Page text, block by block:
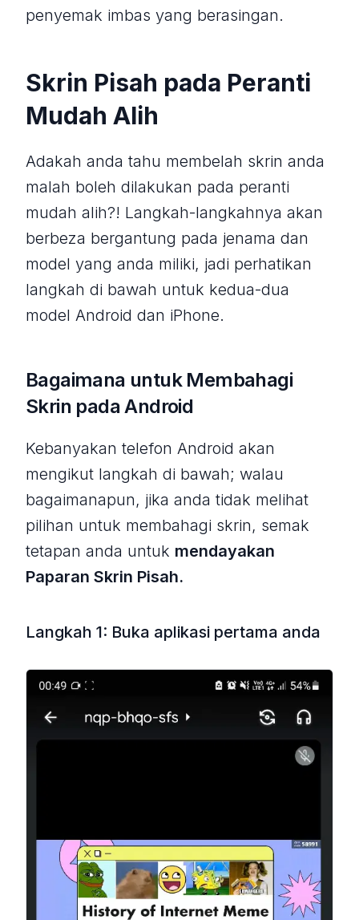
penyemak imbas yang berasingan.
Skrin Pisah pada Peranti
Mudah Alih
Adakah anda tahu membelah skrin anda
malah boleh dilakukan pada peranti
mudah alih?! Langkah-langkahnya akan
berbeza bergantung pada jenama dan
model yang anda miliki, jadi perhatikan
langkah di bawah untuk kedua-dua
model Android dan iPhone.
Bagaimana untuk Membahagi
Skrin pada Android
Kebanyakan telefon Android akan
mengikut langkah di bawah; walau
bagaimanapun, jika anda tidak melihat
pilihan untuk membahagi skrin, semak
tetapan anda untuk mendayakan
Paparan Skrin Pisah.
Langkah 1: Buka aplikasi pertama anda